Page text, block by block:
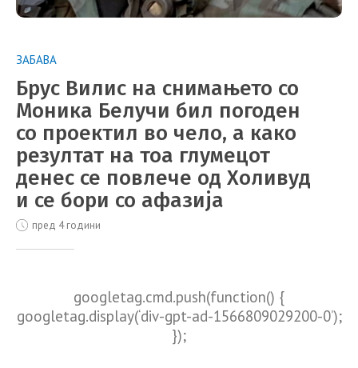
ЗАБАВА
Брус Вилис на снимањето со
Моника Белучи бил погоден
со проектил во чело, а како
резултат на тоа глумецот
денес се повлече од Холивуд
и се бори со афазија
пред 4 години
googletag.cmd.push(function() {
googletag.display(‘div-gpt-ad-1566809029200-0’);
});